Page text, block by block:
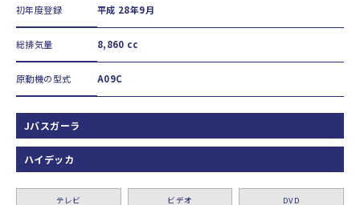
初年度登録 平成 28年9月
総排気量 8,860 cc
原動機の型式 A09C
Jバスガーラ
ハイデッカ
テレビ ビデオ DVD